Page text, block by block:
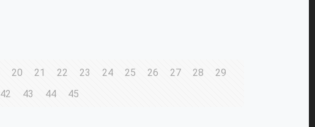
20 21 22 23 24 25 26 27 28
29
42 43 44 45